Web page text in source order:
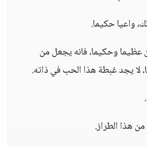
واعيا حكيما.
وحكيما، فانه يجعل من
لا يجد غبطة هذا الحب في ذاته.
هذا الطراز.